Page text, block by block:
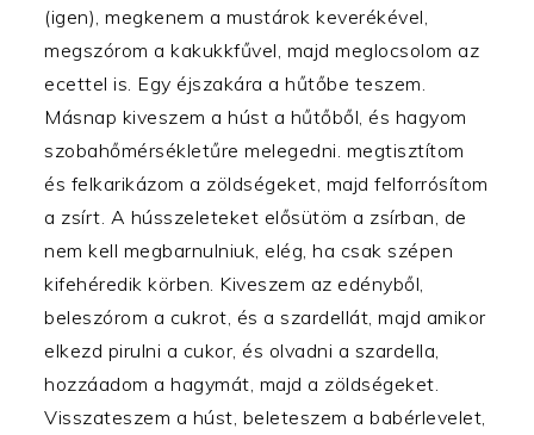
(igen), megkenem a mustárok keverékével,
megszórom a kakukkfűvel, majd meglocsolom az
ecettel is. Egy éjszakára a hűtőbe teszem.
Másnap kiveszem a húst a hűtőből, és hagyom
szobahőmérsékletűre melegedni. megtisztítom
és felkarikázom a zöldségeket, majd felforrósítom
a zsírt. A hússzeleteket elősütöm a zsírban, de
nem kell megbarnulniuk, elég, ha csak szépen
kifehéredik körben. Kiveszem az edényből,
beleszórom a cukrot, és a szardellát, majd amikor
elkezd pirulni a cukor, és olvadni a szardella,
hozzáadom a hagymát, majd a zöldségeket.
Visszateszem a húst, beleteszem a babérlevelet,